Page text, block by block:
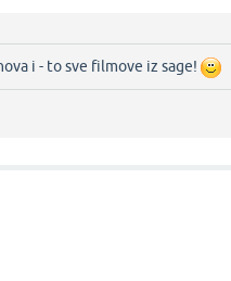
i - to sve filmove iz sage!